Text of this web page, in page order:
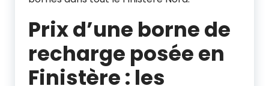
Prix d’une borne de
recharge posée en
Finistère : les